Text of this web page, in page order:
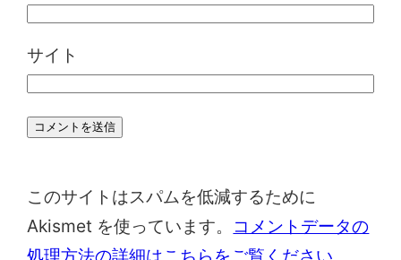
サイト
このサイトはスパムを低減するために
Akismet を使っています。
コメントデータの
処理方法の詳細はこちらをご覧ください